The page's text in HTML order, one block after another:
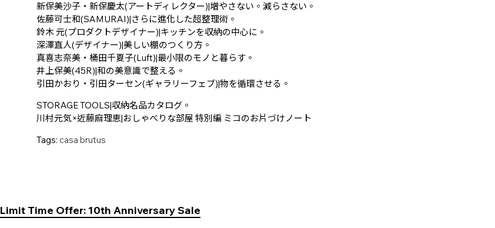
新保美沙子・新保慶太(アートディレクター)|増やさない。減らさない。
佐藤可士和(SAMURAI)|さらに進化した超整理術。
鈴木 元(プロダクトデザイナー)|キッチンを収納の中心に。
深澤直人(デザイナー)|美しい棚のつくり方。
真喜志奈美・桶田千夏子(Luft)|最小限のモノと暮らす。
井上保美(45R)|和の美意識で整える。
引田かおり・引田ターセン(ギャラリーフェブ)|物を循環させる。
STORAGE TOOLS|収納名品カタログ。
川村元気×近藤麻理恵|おしゃべりな部屋 特別編 ミコのお片づけノート
Tags: casa brutus
Limit Time Offer: 10th Anniversary Sale